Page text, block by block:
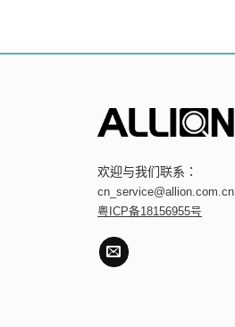
欢迎与我们联系：
cn_service@allion.com.cn
粤ICP备18156955号